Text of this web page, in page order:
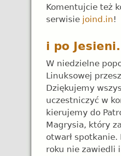
Komentujcie też
serwisie joind.in!
i po
W niedzielne
Linuksowej
Dziękujemy
uczestniczyć w
kierujemy do
Magrysia, który
otwarł
roku nie zawiedli